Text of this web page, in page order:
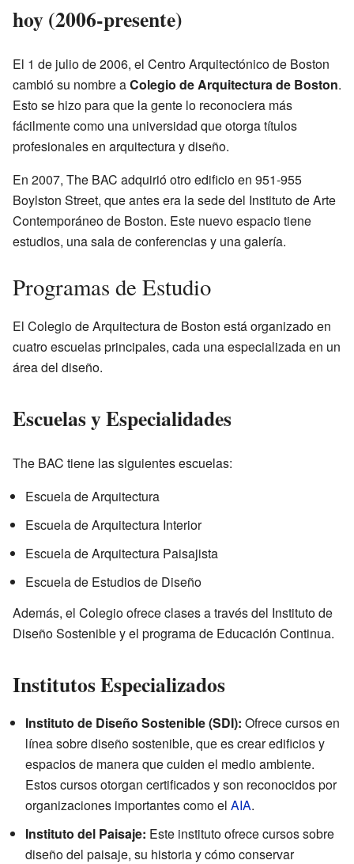
hoy (2006-presente)
El 1 de julio de 2006, el Centro Arquitectónico de Boston
cambió su nombre aColegio de Arquitectura de Boston.
Esto se hizo para que la gente lo reconociera más
fácilmente como una universidad que otorga títulos
profesionales en arquitectura y diseño.
En 2007, The BAC adquirió otro edificio en 951-955
Boylston Street, que antes era la sede del Instituto de Arte
Contemporáneo de Boston. Este nuevo espacio tiene
estudios, una sala de conferencias y una galería.
Programas de Estudio
El Colegio de Arquitectura de Boston está organizado en
cuatro escuelas principales, cada una especializada en un
área del diseño.
Escuelas y Especialidades
The BAC tiene las siguientes escuelas:
Escuela de Arquitectura
Escuela de Arquitectura Interior
Escuela de Arquitectura Paisajista
Escuela de Estudios de Diseño
Además, el Colegio ofrece clases a través del Instituto de
Diseño Sostenible y el programa de Educación Continua.
Institutos Especializados
Instituto de Diseño Sostenible (SDI): Ofrece cursos en
línea sobre diseño sostenible, que es crear edificios y
espacios de manera que cuiden el medio ambiente.
Estos cursos otorgan certificados y son reconocidos por
organizaciones importantes como el AIA.
Instituto del Paisaje: Este instituto ofrece cursos sobre
diseño del paisaje, su historia y cómo conservar